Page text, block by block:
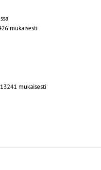
mukaisesti
mukaisesti